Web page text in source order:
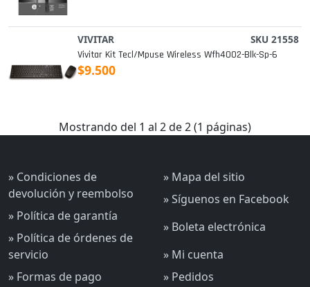
VIVITAR SKU 21558
Vivitar Kit Tecl/mpuse Wireless Wfh4002-Blk-Sp-6
$9.500
Mostrando del 1 al 2 de 2 (1 páginas)
» Condiciones de
devolución y reembolso
» Política de garantía
» Política de órdenes de
servicio
» Formas de pago
» Mapa del sitio
» Síguenos en Facebook
» Boleta electrónica
» Mi cuenta
» Pedidos